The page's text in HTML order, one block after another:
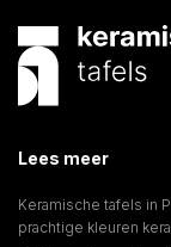
Lees meer
Keramische tafels in
prachtige kleuren